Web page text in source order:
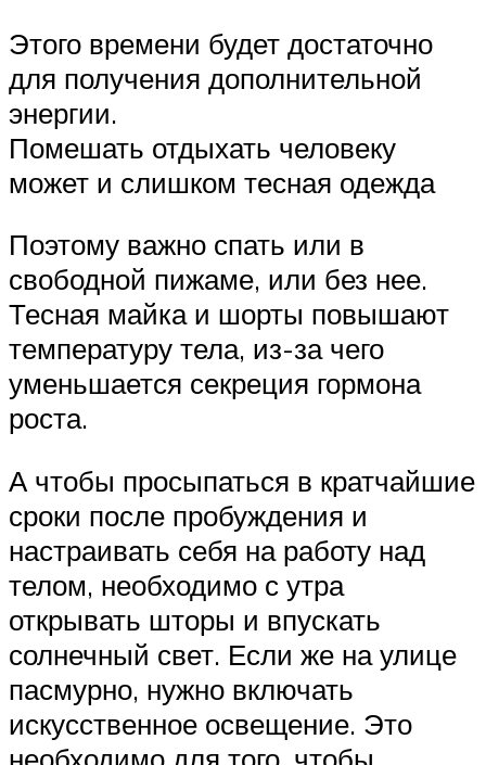
Этого времени будет достаточно
для получения дополнительной
энергии.
Помешать отдыхать человеку
может и слишком тесная одежда
Поэтому важно спать или в
свободной пижаме, или без нее.
Тесная майка и шорты повышают
температуру тела, из-за чего
уменьшается секреция гормона
роста.
А чтобы просыпаться в кратчайшие
сроки после пробуждения и
настраивать себя на работу над
телом, необходимо с утра
открывать шторы и впускать
солнечный свет. Если же на улице
пасмурно, нужно включать
искусственное освещение. Это